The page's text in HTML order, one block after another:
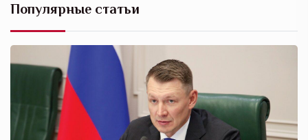
Популярные статьи